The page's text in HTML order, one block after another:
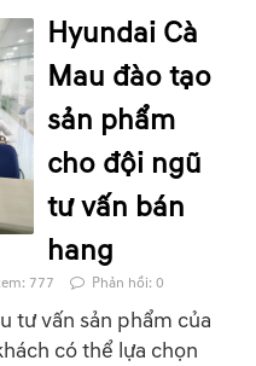
Hyundai Cà
Mau đào tạo
sản phẩm
cho đội ngũ
tư vấn bán
hang
777 Phản hồi: 0
tư vấn sản phẩm của
có thể lựa chọn